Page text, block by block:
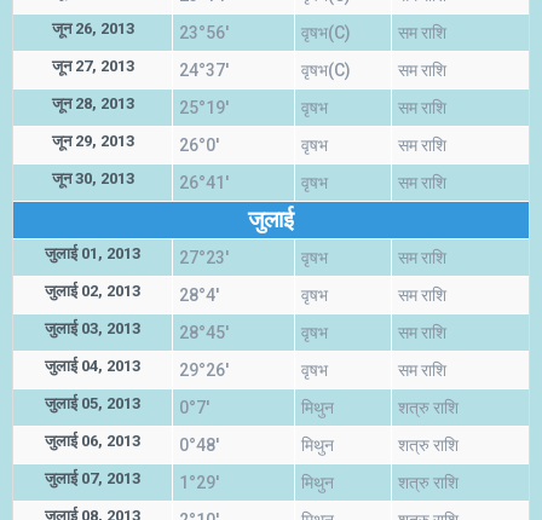
जून 26, 2013 23°56' वृषभ(C) सम राशि
जून 27, 2013 24°37' वृषभ(C) सम राशि
जून 28, 2013 25°19' वृषभ सम राशि
जून 29, 2013 26°0' वृषभ सम राशि
जून 30, 2013 26°41' वृषभ सम राशि
जुलाई
जुलाई 01, 2013 27°23' वृषभ सम राशि
जुलाई 02, 2013 28°4' वृषभ सम राशि
जुलाई 03, 2013 28°45' वृषभ सम राशि
जुलाई 04, 2013 29°26' वृषभ सम राशि
जुलाई 05, 2013 0°7' मिथुन शत्रु राशि
जुलाई 06, 2013 0°48' मिथुन शत्रु राशि
जुलाई 07, 2013 1°29' मिथुन शत्रु राशि
जुलाई 08, 2013